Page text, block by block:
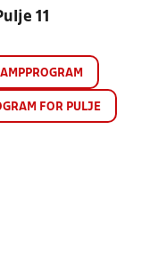
11
FOR PULJE